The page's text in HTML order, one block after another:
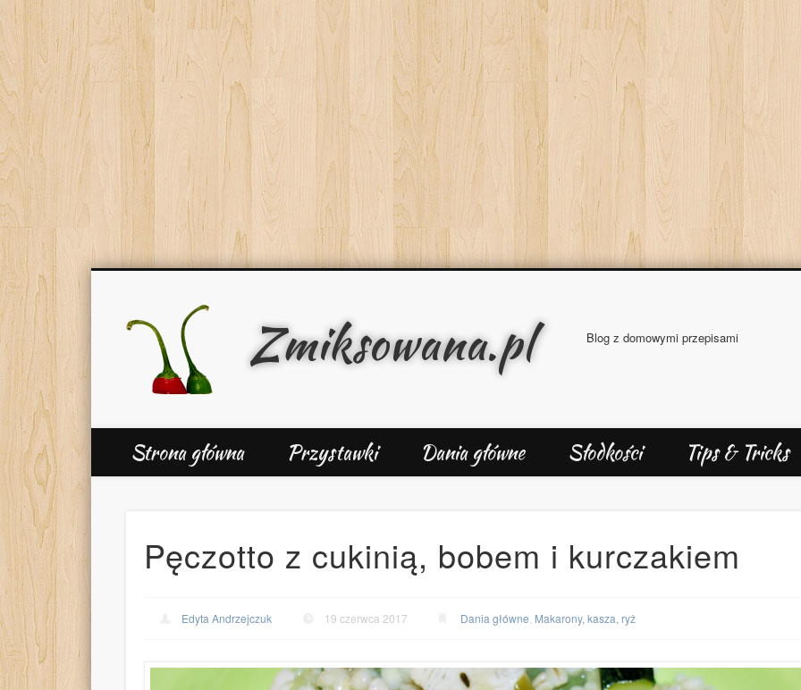
Zmiksowana.pl Blog z domowymi przepisami
FacebookPinterest
Strona główna Przystawki Dania główne Słodkości Tips & Tricks
Pęczotto z cukinią, bobem i kurczakiem
Edyta Andrzejczuk 19 czerwca 2017 Dania główne Makarony, kasza, ryż